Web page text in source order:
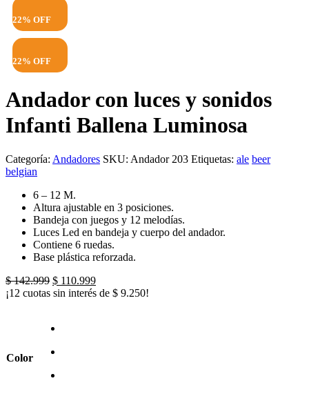
22% OFF
22% OFF
Andador con luces y sonidos
Infanti Ballena Luminosa
Categoría: Andadores SKU: Andador 203 Etiquetas: ale beer
belgian
6 – 12 M.
Altura ajustable en 3 posiciones.
Bandeja con juegos y 12 melodías.
Luces Led en bandeja y cuerpo del andador.
Contiene 6 ruedas.
Base plástica reforzada.
$142.999 El
precio
$ 142.999.
$ 110.999El
precio
¡12 cuotas sin interés de $ 9.250!
Color